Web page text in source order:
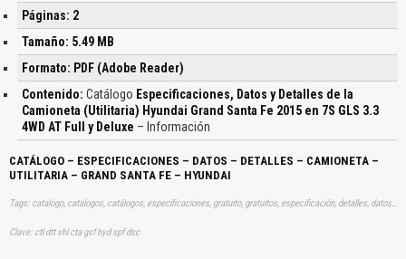
Páginas: 2
Tamaño: 5.49 MB
Formato: PDF (Adobe Reader)
Contenido: Catálogo Especificaciones, Datos y Detalles de la
Camioneta (Utilitaria) Hyundai Grand Santa Fe 2015 en 7S GLS 3.3
4WD AT Full y Deluxe – Información
CATÁLOGO – ESPECIFICACIONES – DATOS – DETALLES – CAMIONETA –
UTILITARIA – GRAND SANTA FE – HYUNDAI
Tags: catalogo, catalogos, catálogos, especificaciones, gratuito, gratuitos, especificación, detalles, datos, técnicos, información, dimensiones, características, caracteristicas, datos, gratis, descargar, vehículo, vehículos, coche, coches, utilitarias, aprender, descargas
Clave: ctl dtt vhl cta gsf hyd spf dsc